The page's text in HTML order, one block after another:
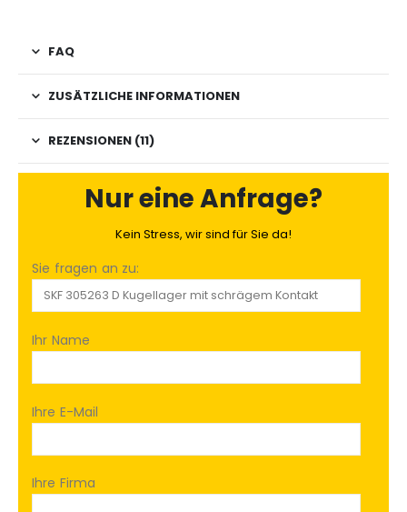
FAQ
ZUSÄTZLICHE INFORMATIONEN
REZENSIONEN (11)
Nur eine Anfrage?
Kein Stress, wir sind für Sie da!
Sie fragen an zu:
Ihr Name
Ihre E-Mail
Ihre Firma